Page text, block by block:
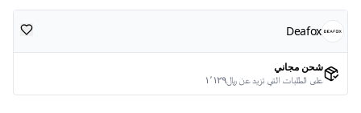
Deafox
شحن مجاني
على الطلبات التي تزيد عن ﷼١٬١٢٩